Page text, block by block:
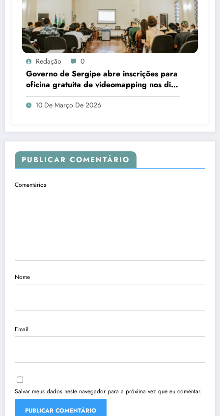
Redação 0
Governo de Sergipe abre inscrições para
oficina gratuita de videomapping nos dias
18 e 19 de março
10 De Março De 2026
PUBLICAR COMENTÁRIO
Comentários
Nome
Email
Salvar meus dados neste navegador para a próxima vez que eu comentar.